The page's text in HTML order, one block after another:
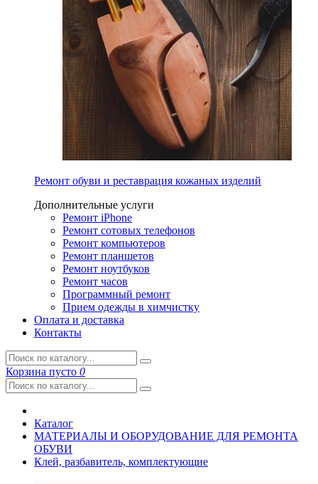
Ремонт обуви и реставрация кожаных изделий
Дополнительные услуги
Ремонт iPhone
Ремонт сотовых телефонов
Ремонт компьютеров
Ремонт планшетов
Ремонт ноутбуков
Ремонт часов
Программный ремонт
Прием одежды в химчистку
Оплата и доставка
Контакты
Корзина пусто 0
Каталог
МАТЕРИАЛЫ И ОБОРУДОВАНИЕ ДЛЯ РЕМОНТА
ОБУВИ
Клей, разбавитель, комплектующие